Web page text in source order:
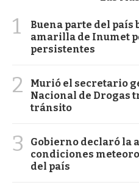
1
Buena parte del país
amarilla de Inumet
persistentes
2
Murió el secretario
Nacional de Drogas
tránsito
3
Gobierno declaró la
condiciones
del país